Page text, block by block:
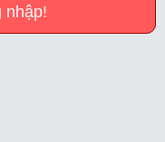
nhập!